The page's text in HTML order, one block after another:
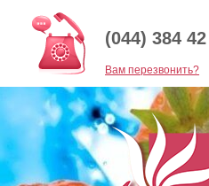
(044) 384
Baм перезвонить?